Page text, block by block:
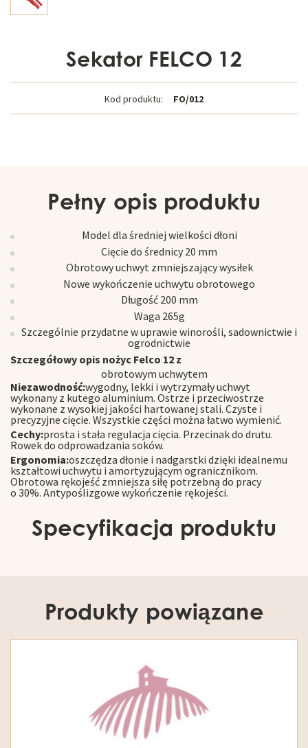
Sekator FELCO 12
Kod produktu: FO/012
Pełny opis produktu
Model dla średniej wielkości dłoni
Cięcie do średnicy 20 mm
Obrotowy uchwyt zmniejszający wysiłek
Nowe wykończenie uchwytu obrotowego
Długość 200 mm
Waga 265g
Szczególnie przydatne w uprawie winorośli, sadownictwie i
ogrodnictwie
Szczegółowy opis nożyc Felco 12 z
obrotowym uchwytem
Niezawodność:wygodny, lekki i wytrzymały uchwyt
wykonany z kutego aluminium. Ostrze i przeciwostrze
wykonane z wysokiej jakości hartowanej stali. Czyste i
precyzyjne cięcie. Wszystkie części można łatwo wymienić.
Cechy:prosta i stała regulacja cięcia. Przecinak do drutu.
Rowek do odprowadzania soków.
Ergonomia:oszczędza dłonie i nadgarstki dzięki idealnemu
kształtowi uchwytu i amortyzującym ogranicznikom.
Obrotowa rękojeść zmniejsza siłę potrzebną do pracy
o 30%. Antypoślizgowe wykończenie rękojeści.
Specyfikacja produktu
Produkty powiązane